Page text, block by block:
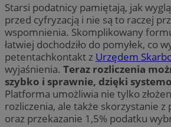
Starsi podatnicy pamiętają, jak
przed cyfryzacją i nie są to raczej
wspomnienia. Skomplikowany
łatwiej dochodziło do pomyłek, co
petentachkontakt z Urzędem
wyjaśnienia. Teraz rozliczenia
szybko i sprawnie, dzięki
Platforma umożliwia nie tylko
rozliczenia, ale także skorzystanie z
oraz przekazanie 1,5% podatku